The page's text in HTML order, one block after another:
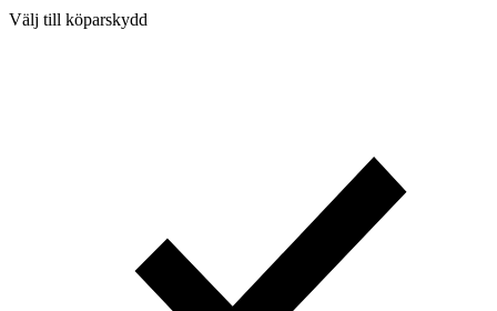
Välj till köparskydd